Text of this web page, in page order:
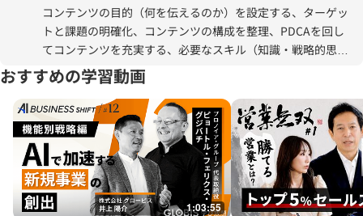
コンテンツの目的（何を伝えるのか）を設定する、ターゲッ
トと課題の明確化、コンテンツの構成を整理、PDCAを回し
てコンテンツを充実する、必要なスキル（知識・戦略的思
考・情報収集・進行管理・ディレクション）を身に付ける。
目的を達成するためにコンテンツを充実していけるように
色々と経験を積んでいきたい。
おすすめの学習動画
1:03:55